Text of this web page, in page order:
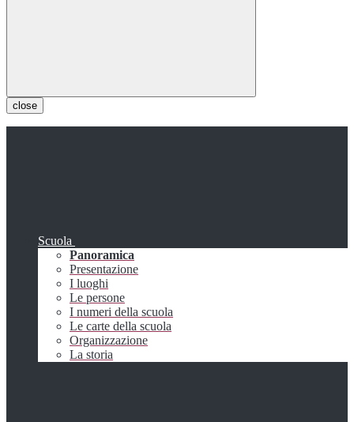
close
Scuola
Panoramica
Presentazione
I luoghi
Le persone
I numeri della scuola
Le carte della scuola
Organizzazione
La storia